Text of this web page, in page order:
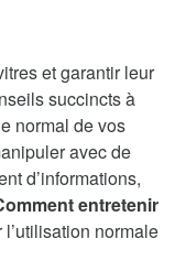
et garantir leur
succincts à
normal de vos
avec de
d’informations,
entretenir
normale